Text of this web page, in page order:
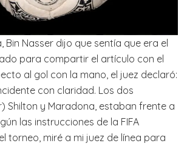
Bin Nasser dijo que sentía que era el
para compartir el artículo con el
al gol con la mano, el juez declaró:
con claridad. Los dos
Shilton y Maradona, estaban frente a
las instrucciones de la FIFA
torneo, miré a mi juez de línea para